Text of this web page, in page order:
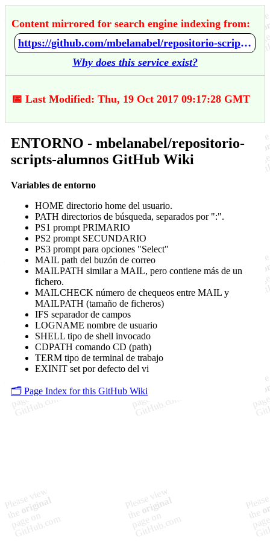
Content mirrored for search engine indexing from:
https://github.com/mbelanabel/repositorio-scripts-alumnos/wiki/ENTORNO
Why does this service exist?
📅 Last Modified: Thu, 19 Oct 2017 09:17:28 GMT
ENTORNO - mbelanabel/repositorio-
scripts-alumnos GitHub Wiki
Variables de entorno
HOME directorio home del usuario.
PATH directorios de búsqueda, separados por ":".
PS1 prompt PRIMARIO
PS2 prompt SECUNDARIO
PS3 prompt para opciones "Select"
MAIL path del buzón de correo
MAILPATH similar a MAIL, pero contiene más de un
fichero.
MAILCHECK número de chequeos entre MAIL y
MAILPATH (tamaño de ficheros)
IFS separador de campos
LOGNAME nombre de usuario
SHELL tipo de shell invocado
CDPATH comando CD (path)
TERM tipo de terminal de trabajo
EXINIT set por defecto del vi
🗂️ Page Index for this GitHub Wiki